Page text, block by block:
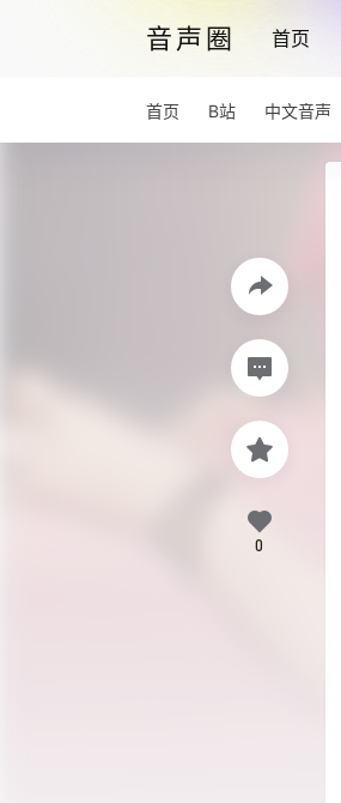
音声圈 首页
首页 B站 中文音声
0